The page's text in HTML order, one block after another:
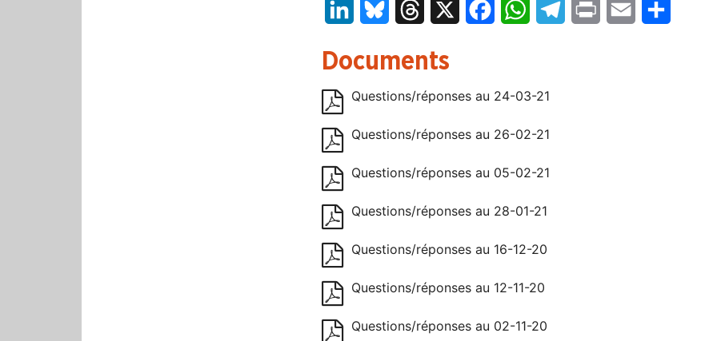
LinkedInBluesky Threads FacebookWhatsAppTelegram
Print Email
Documents
Questions/réponses au 24-03-21
Questions/réponses au 26-02-21
Questions/réponses au 05-02-21
Questions/réponses au 28-01-21
Questions/réponses au 16-12-20
Questions/réponses au 12-11-20
Questions/réponses au 02-11-20